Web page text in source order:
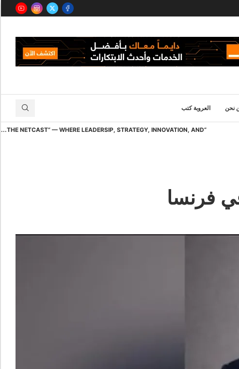
نحن العروبة كتب
“THE NETCAST” — WHERE LEADERSIP, STRATEGY, INNOVATION, AND...
فرنسا